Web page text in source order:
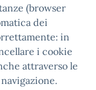
(browser
dei
in
i cookie
attraverso le